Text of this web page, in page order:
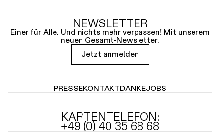
NEWSLETTER
Einer für Alle. Und nichts mehr verpassen! Mit unserem
neuen Gesamt-Newsletter.
Jetzt anmelden
PRESSEKONTAKTDANKEJOBS
KARTENTELEFON:
+49 (0) 40 35 68 68